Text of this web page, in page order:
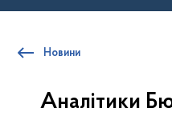
Новини
Аналітики